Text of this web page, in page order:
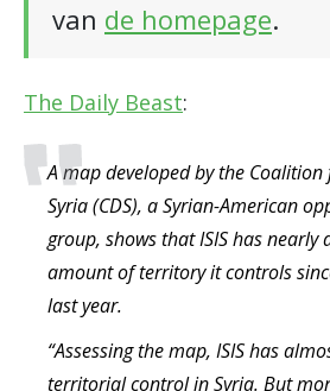
van de homepage.
The Daily Beast:
A map developed by the
Syria (CDS), a Syrian-American
group, shows that ISIS has nearly
amount of territory it controls
last year.
“Assessing the map, ISIS has
territorial control in Syria. But